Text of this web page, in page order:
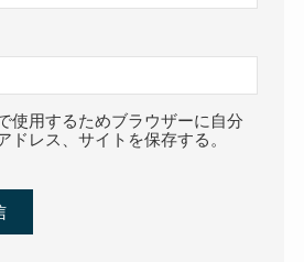
使用するためブラウザーに自分
ドレス、サイトを保存する。